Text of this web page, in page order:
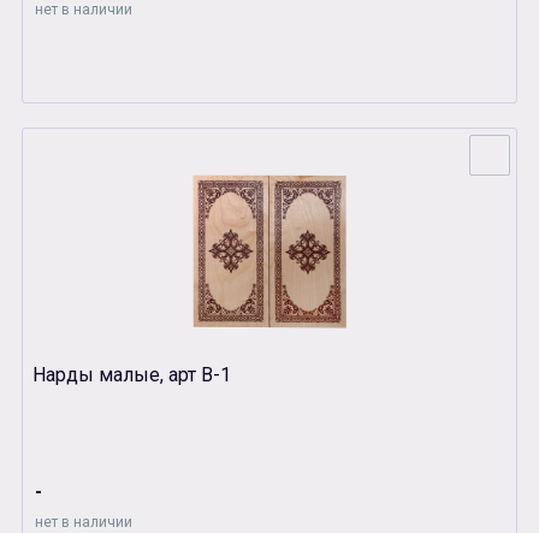
нет в наличии
Нарды малые, арт В-1
-
нет в наличии